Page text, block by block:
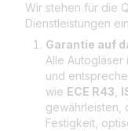
Wir stehen für die
Dienstleistungen
Garantie auf
Alle Autogläser
und
wie ECE R43
gewährleisten,
Festigkeit,